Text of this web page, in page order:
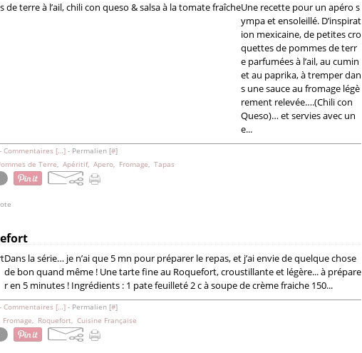
Une recette pour un apéro s
ympa et ensoleillé. D’inspirat
ion mexicaine, de petites cro
quettes de pommes de terr
e parfumées à l’ail, au cumin
et au paprika, à tremper dan
s une sauce au fromage légè
rement relevée….(Chili con
Queso)… et servies avec un
e...
Commentaires […] - Permalien [#]
de Terre, Apéritif, Apero, Fromage, Tapas
Dans la série… je n’ai que 5 mn pour préparer le repas, et j’ai envie de quelque chose
de bon quand même ! Une tarte fine au Roquefort, croustillante et légère... à prépare
r en 5 minutes ! Ingrédients : 1 pate feuilleté 2 c à soupe de crème fraiche 150...
Commentaires […] - Permalien [#]
Fromage, Roquefort, Cuisine Française